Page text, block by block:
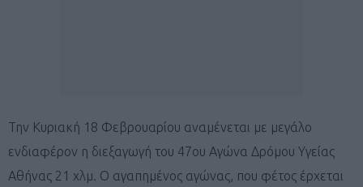
Την Κυριακή 18 Φεβρουαρίου αναμένεται με μεγάλο
ενδιαφέρον η διεξαγωγή του 47ου Αγώνα Δρόμου Υγείας
Αθήνας 21 χλμ. Ο αγαπημένος αγώνας, που φέτος έρχεται